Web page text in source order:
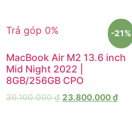
Trả góp 0% -21%
MacBook Air M2 13.6 inch
Mid Night 2022 |
8GB/256GB CPO
30.100.000₫ 23.800.000₫